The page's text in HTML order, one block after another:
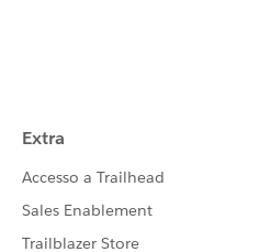
Forward Looking
about-
jp/company/progra